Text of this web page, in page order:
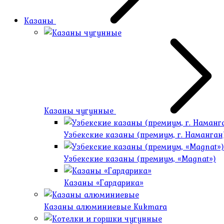
Казаны
Казаны чугунные
Узбекские казаны (премиум, г.
Узбекские казаны (премиум, «Magnat»)
Казаны «Гардарика»
Казаны алюминиевые Kukmara